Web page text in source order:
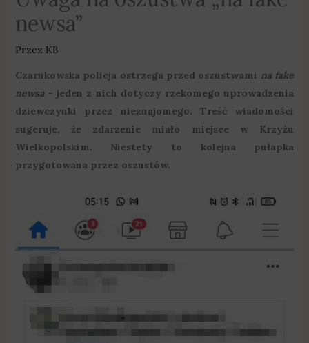
newsa”
Przez KB
Czarnkowska policja ostrzega przed oszustwami na fake
newsa– jeden z nich dotyczy rzekomego uprowadzenia
dziewczynki przez nieznajomego. Treść wiadomości
sugeruje, że zdarzenie miało miejsce w Krzyżu
Wielkopolskim. Niestety to kolejna pułapka
przygotowana przez oszustów.